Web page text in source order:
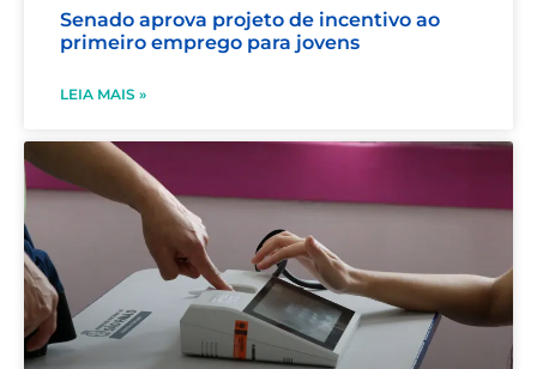
Senado aprova projeto de incentivo ao
primeiro emprego para jovens
LEIA MAIS »